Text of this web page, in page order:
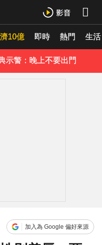
10億 即時 熱門 生活
天下大小事！
示警：晚上不要出門
加入為 Google 偏好來源